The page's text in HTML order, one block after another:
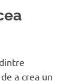
a crea un